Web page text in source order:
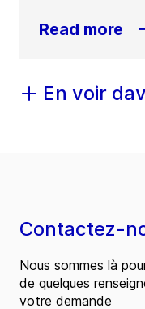
Read more
En voir
Contactez-
Nous sommes là
de quelques
votre demande